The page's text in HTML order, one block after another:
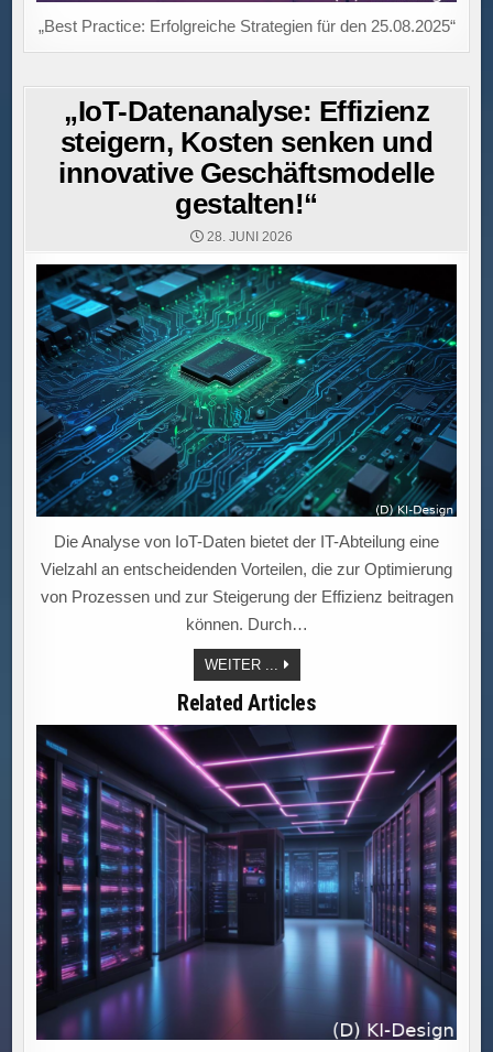
„Best Practice: Erfolgreiche Strategien für den 25.08.2025“
„IoT-Datenanalyse: Effizienz
steigern, Kosten senken und
innovative Geschäftsmodelle
gestalten!“
28. JUNI 2026
Die Analyse von IoT-Daten bietet der IT-Abteilung eine
Vielzahl an entscheidenden Vorteilen, die zur Optimierung
von Prozessen und zur Steigerung der Effizienz beitragen
können. Durch…
WEITER ...
„IOT-
DATENANALYSE:
EFFIZIENZ
STEIGERN,
UND
INNOVATIVE
GESCHÄFTSMODELLE
GESTALTEN!“
Related Articles